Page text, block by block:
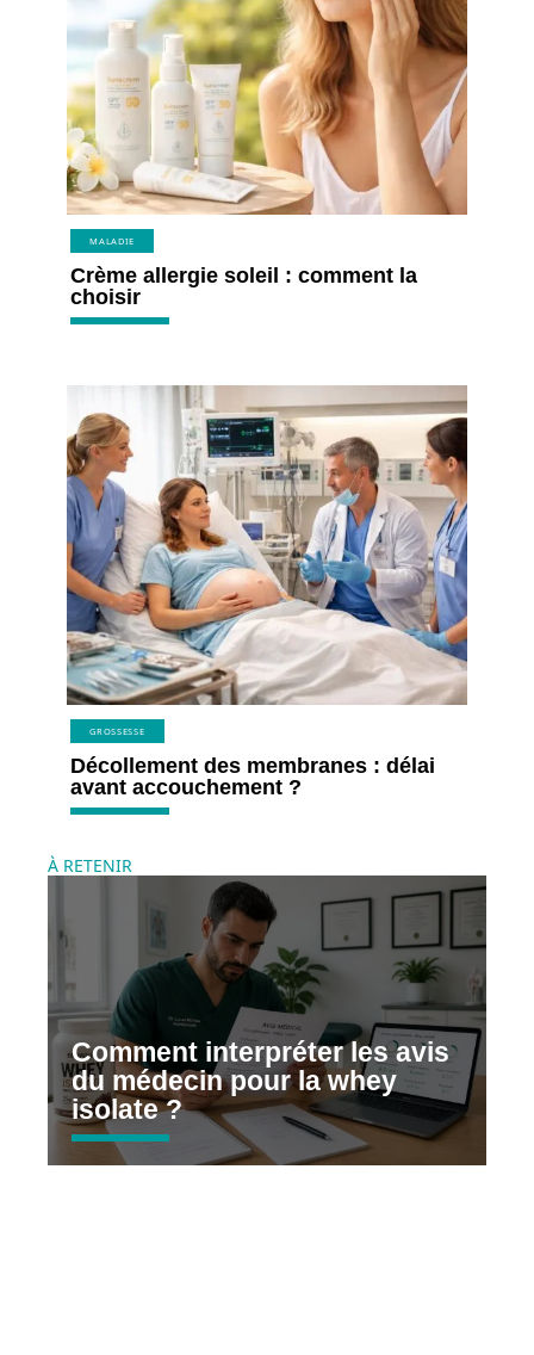
MALADIE
Crème allergie soleil : comment la
choisir
GROSSESSE
Décollement des membranes : délai
avant accouchement ?
À RETENIR
Comment interpréter les avis
du médecin pour la whey
isolate ?